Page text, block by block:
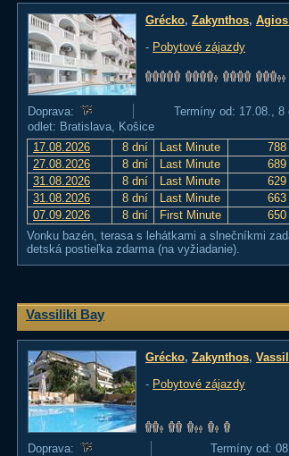
Grécko, Zakynthos,
- Pobytové zájazdy
Doprava:
Termíny od: 17.08., 8
odlet: Bratislava, Košice
17.08.2026
8 dní Last Minute 788
27.08.2026
8 dní Last Minute 689
31.08.2026
8 dní Last Minute 629
31.08.2026
8 dní Last Minute 663
07.09.2026
8 dní First Minute 650
Vonku bazén, terasa s lehátkami a slnečníkmi
detská postieľka zdarma (na vyžiadanie).
Vassiliki Bay
Grécko, Zakynthos,
- Pobytové zájazdy
Doprava:
Termíny od: